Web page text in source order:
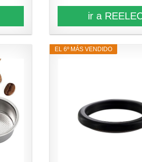
ir a
EL 6º MÁS VENDIDO